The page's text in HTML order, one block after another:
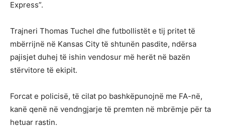
Express”.
Trajneri Thomas Tuchel dhe futbollistët e tij pritet të
mbërrijnë në Kansas City të shtunën pasdite, ndërsa
pajisjet duhej të ishin vendosur më herët në bazën
stërvitore të ekipit.
Forcat e policisë, të cilat po bashkëpunojnë me FA-në,
kanë qenë në vendngjarje të premten në mbrëmje për ta
hetuar rastin.